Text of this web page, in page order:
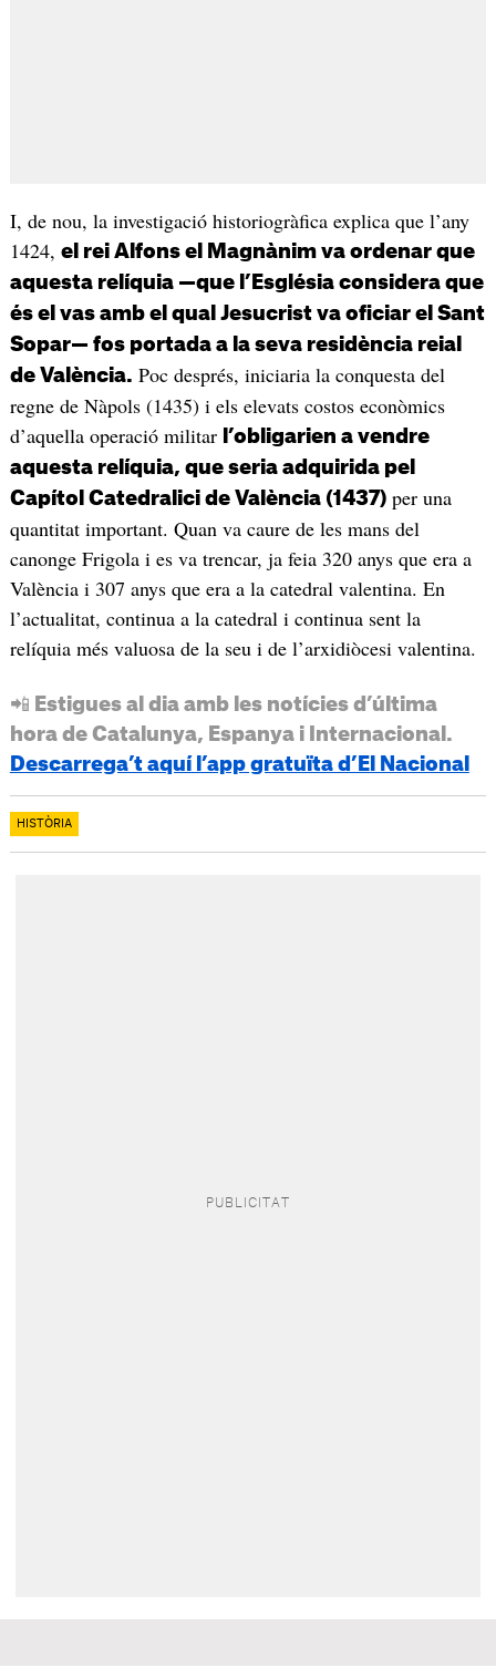
I, de nou, la investigació historiogràfica explica que l’any
1424, el rei Alfons el Magnànim va ordenar que
aquesta relíquia —que l’Església considera que
és el vas amb el qual Jesucrist va oficiar el Sant
Sopar— fos portada a la seva residència reial
de València. Poc després, iniciaria la conquesta del
regne de Nàpols (1435) i els elevats costos econòmics
d’aquella operació militar l’obligarien a vendre
aquesta relíquia, que seria adquirida pel
Capítol Catedralici de València (1437)per una
quantitat important. Quan va caure de les mans del
canonge Frigola i es va trencar, ja feia 320 anys que era a
València i 307 anys que era a la catedral valentina. En
l’actualitat, continua a la catedral i continua sent la
relíquia més valuosa de la seu i de l’arxidiòcesi valentina.
📲 Estigues al dia amb les notícies d’última
hora de Catalunya, Espanya i Internacional.
Descarrega’t aquí l’app gratuïta d’El Nacional
HISTÒRIA